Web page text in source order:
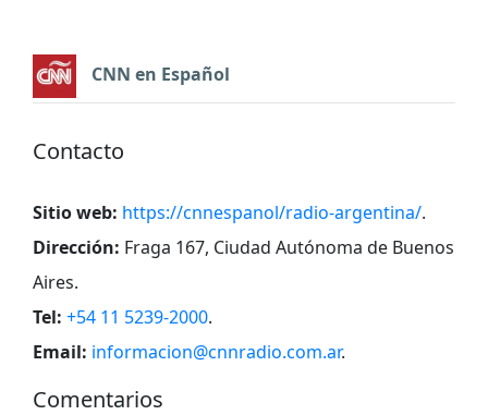
CNN en Español
Contacto
Sitio web: https://cnnespanol/radio-argentina/.
Dirección: Fraga 167, Ciudad Autónoma de Buenos
Aires.
Tel: +54 11 5239-2000.
Email: informacion@cnnradio.com.ar.
Comentarios